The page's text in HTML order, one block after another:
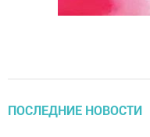
ПОСЛЕДНИЕ НОВОСТИ